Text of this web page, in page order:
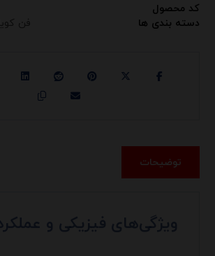
کد محصول
دسته بندی ها
توضیحات
ویژگی‌های فیزیکی و